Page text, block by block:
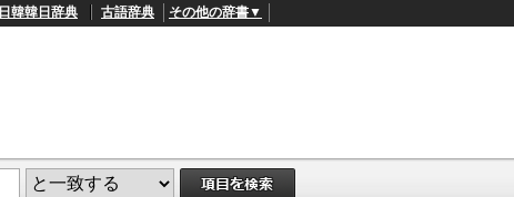
日韓韓日辞典 古語辞典 その他の辞書▼